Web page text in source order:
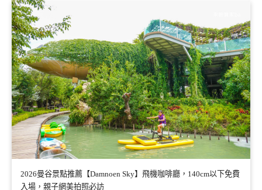
2026曼谷景點推薦【Damnoen Sky】飛機咖啡廳，140cm以下免費
入場，親子網美拍照必訪